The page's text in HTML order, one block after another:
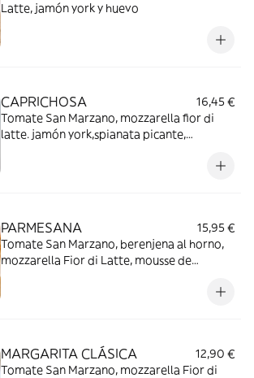
Latte, jamón york y huevo
CAPRICHOSA
16,45 €
Tomate San Marzano, mozzarella fior di
latte. jamón york,spianata picante,
PARMESANA
15,95 €
Tomate San Marzano, berenjena al horno,
mozzarella Fior di Latte, mousse de
MARGARITA CLÁSICA
12,90 €
Tomate San Marzano, mozzarella Fior di